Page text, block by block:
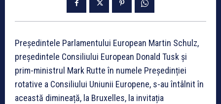
Președintele Parlamentului European Martin Schulz,
președintele Consiliului European Donald Tusk și
prim-ministrul Mark Rutte în numele Președinției
rotative a Consiliului Uniunii Europene, s-au întâlnit în
această dimineață, la Bruxelles, la invitația